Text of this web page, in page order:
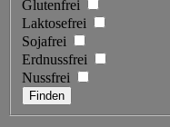
Glutenfrei
Laktosefrei
Sojafrei
Erdnussfrei
Nussfrei